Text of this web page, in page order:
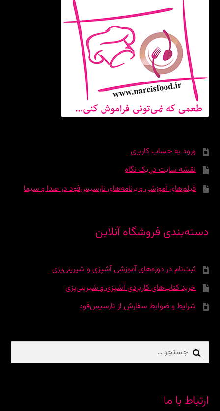
ورود به حساب کاربری
نقشه سایت در یک نگاه
فیلم‌های آموزشی و برنامه‌های نارسیس‌فود در صدا و سیما
دسته‌بندی فروشگاه آنلاین
ثبت‌نام در دوره‌‌های آموزشی آشپزی و شیرینی‌پزی
خرید کتاب‌های کاربردی آشپزی و شیرینی‌پزی
شرایط و ضوابط سفارش از نارسیس‌فود
جستجو
برای:
ارتباط با ما